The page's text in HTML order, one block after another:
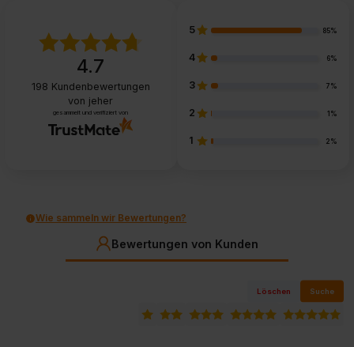
4.7
198 Kundenbewertungen
von jeher
gesammelt und verifiziert von
5 85%
4 6%
3 7%
2 1%
1 2%
Wie sammeln wir Bewertungen?
Bewertungen von Kunden
Löschen Suche